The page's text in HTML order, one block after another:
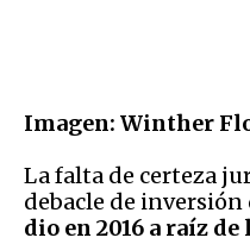
Imagen: Winther
La falta de certeza
debacle de inversión
dio en 2016 a raíz